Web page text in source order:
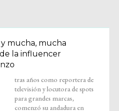
mucha, mucha
la influencer